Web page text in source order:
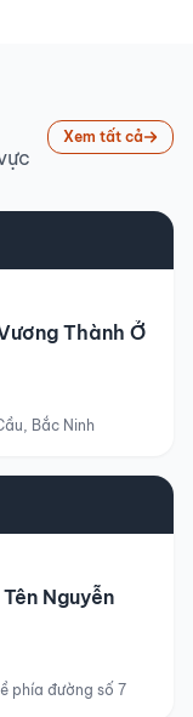
Xem tất cả
Thành Ở
Bắc Ninh
Nguyễn
phía đường số 7